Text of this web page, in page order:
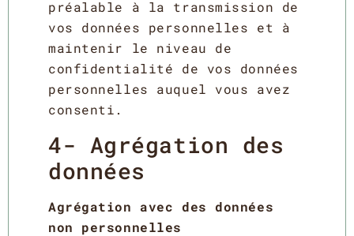
préalable à la transmission de
vos données personnelles et à
maintenir le niveau de
confidentialité de vos données
personnelles auquel vous avez
consenti.
4- Agrégation des
données
Agrégation avec des données
non personnelles